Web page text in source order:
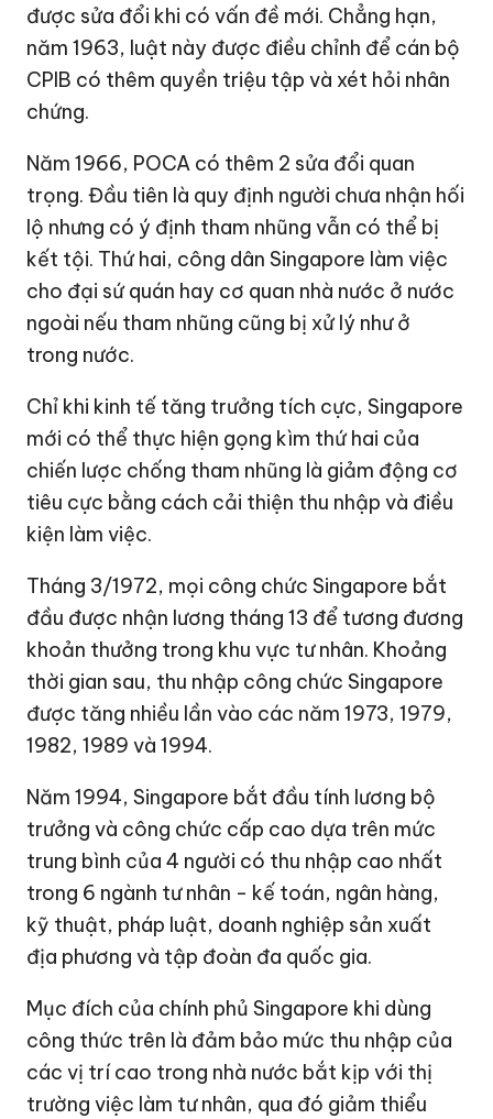
được sửa đổi khi có vấn đề mới. Chẳng hạn,
năm 1963, luật này được điều chỉnh để cán bộ
CPIB có thêm quyền triệu tập và xét hỏi nhân
chứng.
Năm 1966, POCA có thêm 2 sửa đổi quan
trọng. Đầu tiên là quy định người chưa nhận hối
lộ nhưng có ý định tham nhũng vẫn có thể bị
kết tội. Thứ hai, công dân Singapore làm việc
cho đại sứ quán hay cơ quan nhà nước ở nước
ngoài nếu tham nhũng cũng bị xử lý như ở
trong nước.
Chỉ khi kinh tế tăng trưởng tích cực, Singapore
mới có thể thực hiện gọng kìm thứ hai của
chiến lược chống tham nhũng là giảm động cơ
tiêu cực bằng cách cải thiện thu nhập và điều
kiện làm việc.
Tháng 3/1972, mọi công chức Singapore bắt
đầu được nhận lương tháng 13 để tương đương
khoản thưởng trong khu vực tư nhân. Khoảng
thời gian sau, thu nhập công chức Singapore
được tăng nhiều lần vào các năm 1973, 1979,
1982, 1989 và 1994.
Năm 1994, Singapore bắt đầu tính lương bộ
trưởng và công chức cấp cao dựa trên mức
trung bình của 4 người có thu nhập cao nhất
trong 6 ngành tư nhân - kế toán, ngân hàng,
kỹ thuật, pháp luật, doanh nghiệp sản xuất
địa phương và tập đoàn đa quốc gia.
Mục đích của chính phủ Singapore khi dùng
công thức trên là đảm bảo mức thu nhập của
các vị trí cao trong nhà nước bắt kịp với thị
trường việc làm tư nhân, qua đó giảm thiểu